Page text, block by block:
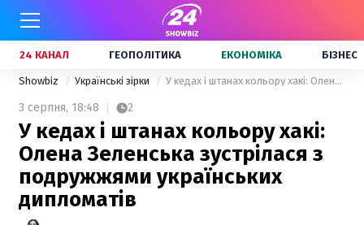
24 КАНАЛ ГЕОПОЛІТИКА ЕКОНОМІКА БІЗНЕС
Showbiz Українські зірки У кедах і штанах кольору хакі: Олена Зеленська зустрілася з подружжями українських дипломатів
3 серпня, 18:48 2
У кедах і штанах кольору хакі:
Олена Зеленська зустрілася з
подружжями українських
дипломатів